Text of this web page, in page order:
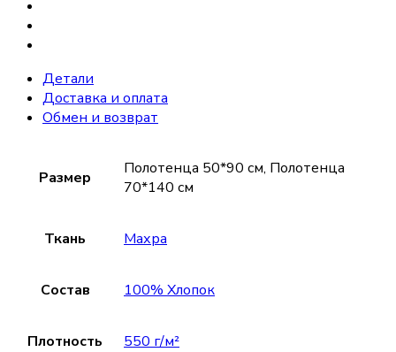
Детали
Доставка и оплата
Обмен и возврат
Размер
Полотенца 50*90 см, Полотенца
70*140 см
Ткань Махра
Состав 100% Хлопок
Плотность 550 г/м²